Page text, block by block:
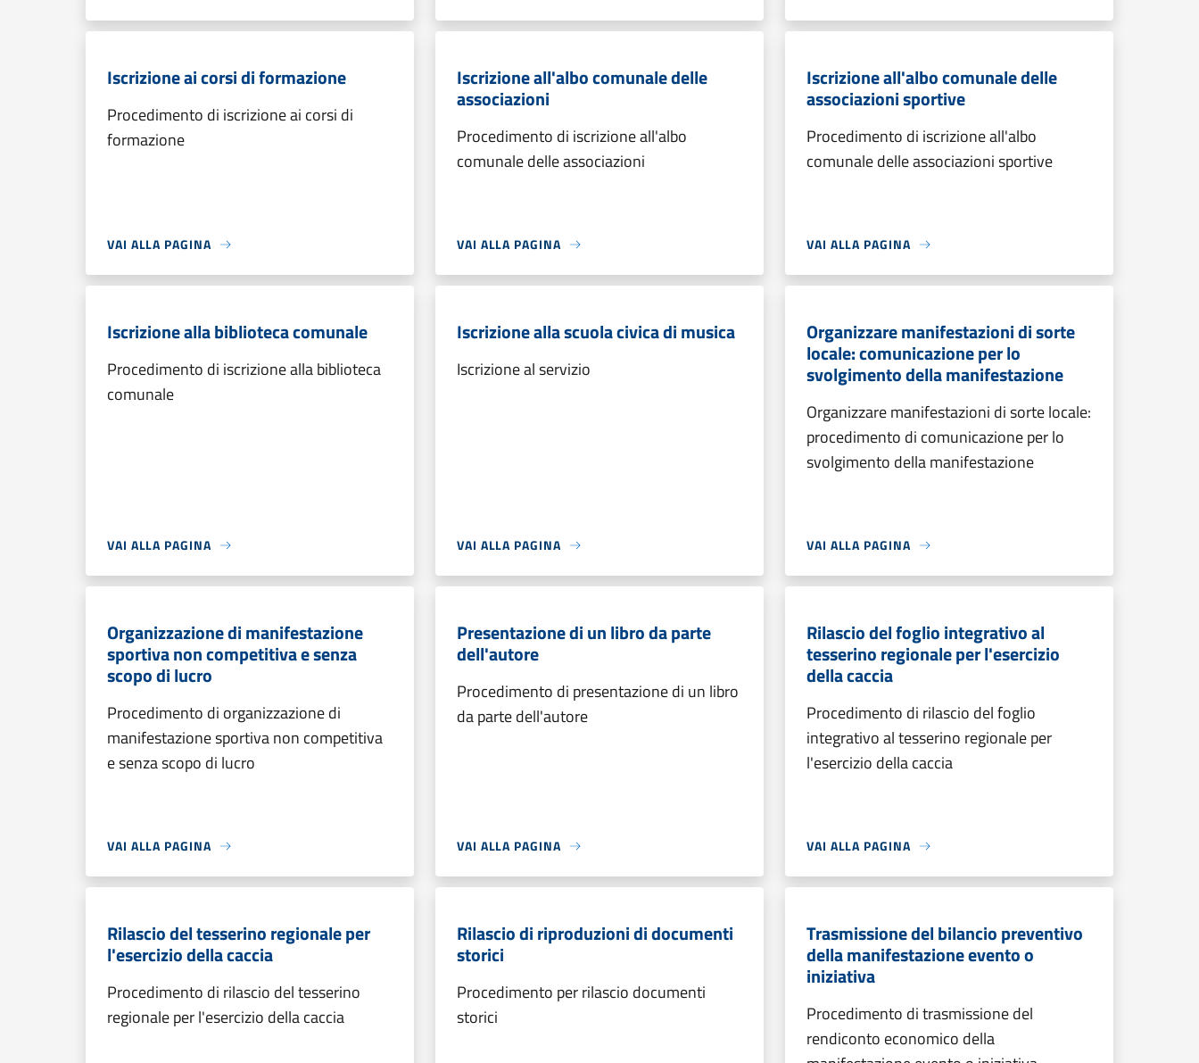
Iscrizione ai corsi di formazione
Procedimento di iscrizione ai corsi di
formazione
VAI ALLA PAGINA
Iscrizione all'albo comunale delle
associazioni
Procedimento di iscrizione all'albo
comunale delle associazioni
VAI ALLA PAGINA
Iscrizione all'albo comunale delle
associazioni sportive
Procedimento di iscrizione all'albo
comunale delle associazioni sportive
VAI ALLA PAGINA
Iscrizione alla biblioteca comunale
Procedimento di iscrizione alla biblioteca
comunale
VAI ALLA PAGINA
Iscrizione alla scuola civica di musica
Iscrizione al servizio
VAI ALLA PAGINA
Organizzare manifestazioni di sorte
locale: comunicazione per lo
svolgimento della manifestazione
Organizzare manifestazioni di sorte locale:
procedimento di comunicazione per lo
svolgimento della manifestazione
VAI ALLA PAGINA
Organizzazione di manifestazione
sportiva non competitiva e senza
scopo di lucro
Procedimento di organizzazione di
manifestazione sportiva non competitiva
e senza scopo di lucro
VAI ALLA PAGINA
Presentazione di un libro da parte
dell'autore
Procedimento di presentazione di un libro
da parte dell'autore
VAI ALLA PAGINA
Rilascio del foglio integrativo al
tesserino regionale per l'esercizio
della caccia
Procedimento di rilascio del foglio
integrativo al tesserino regionale per
l'esercizio della caccia
VAI ALLA PAGINA
Rilascio del tesserino regionale per
l'esercizio della caccia
Procedimento di rilascio del tesserino
regionale per l'esercizio della caccia
Rilascio di riproduzioni di documenti
storici
Procedimento per rilascio documenti
storici
Trasmissione del bilancio preventivo
della manifestazione evento o
iniziativa
Procedimento di trasmissione del
rendiconto economico della